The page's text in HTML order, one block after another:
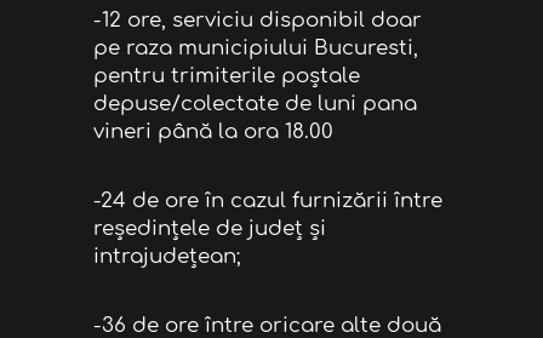
-12 ore, serviciu disponibil doar
pe raza municipiului Bucuresti,
pentru trimiterile poștale
depuse/colectate de luni pana
vineri până la ora 18.00
-24 de ore în cazul furnizării între
reşedinţele de judeţ şi
intrajudeţean;
-36 de ore între oricare alte două